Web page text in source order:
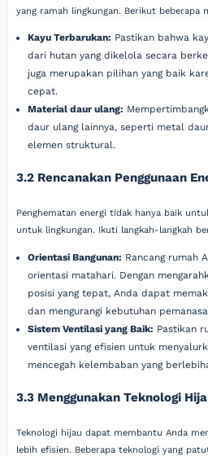
yang ramah lingkungan. Berikut beberapa
Kayu Terbarukan: Pastikan bahwa
dari hutan yang dikelola secara
juga merupakan pilihan yang baik
cepat.
Material daur ulang:
daur ulang lainnya, seperti metal
elemen struktural.
3.2 Rencanakan Penggunaan
Penghematan energi tidak hanya baik
untuk lingkungan. Ikuti langkah-langkah
Orientasi Bangunan: Rancang rumah
orientasi matahari. Dengan
posisi yang tepat, Anda dapat
dan mengurangi kebutuhan
Sistem Ventilasi yang Baik: Pastikan
ventilasi yang efisien untuk
mencegah kelembaban yang
3.3 Menggunakan Teknologi
Teknologi hijau dapat membantu Anda
lebih efisien. Beberapa teknologi yang